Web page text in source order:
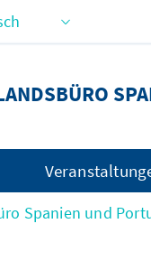
Spanien und